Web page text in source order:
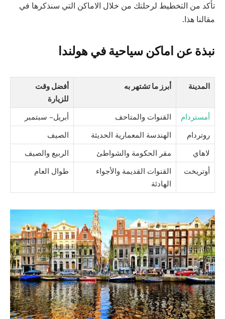
تأكد من التخطيط لرحلتك من خلال الاماكن التي سنذكرها في
مقالنا هذا.
نبذة عن اماكن سياحية في هولندا
المدينة أبرز ما تشتهر به
أفضل وقت
للزيارة
أمستردام القنوات والمتاحف أبريل – سبتمبر
روتردام الهندسة المعمارية الحديثة الصيف
لاهاي مقر الحكومة والشواطئ الربيع والصيف
أوتريخت
القنوات القديمة والأجواء
الهادئة
طوال العام